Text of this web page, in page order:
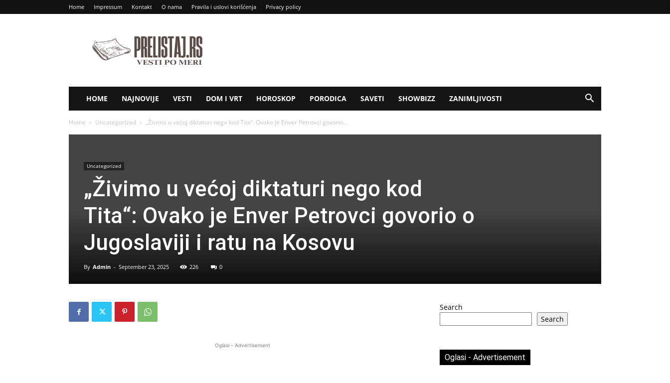
Home Impressum Kontakt O nama Pravila i uslovi korišćenja Privacy policy
RS
HOME NAJNOVIJE VESTI DOM I VRT HOROSKOP PORODICA SAVETI SHOWBIZZ ZANIMLJIVOSTI
Home Uncategorized „Živimo u većoj diktaturi nego kod Tita“: Ovako je Enver Petrovci govorio...
Uncategorized
„Živimo u većoj diktaturi nego kod
Tita“: Ovako je Enver Petrovci govorio o
Jugoslaviji i ratu na Kosovu
By Admin - September 23, 2025 226 0
Oglasi - Advertisement
Search
Search
Oglasi - Advertisement